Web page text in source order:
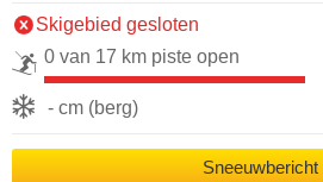
Skigebied gesloten
0 van 17 km piste open
- cm (berg)
Sneeuwbericht